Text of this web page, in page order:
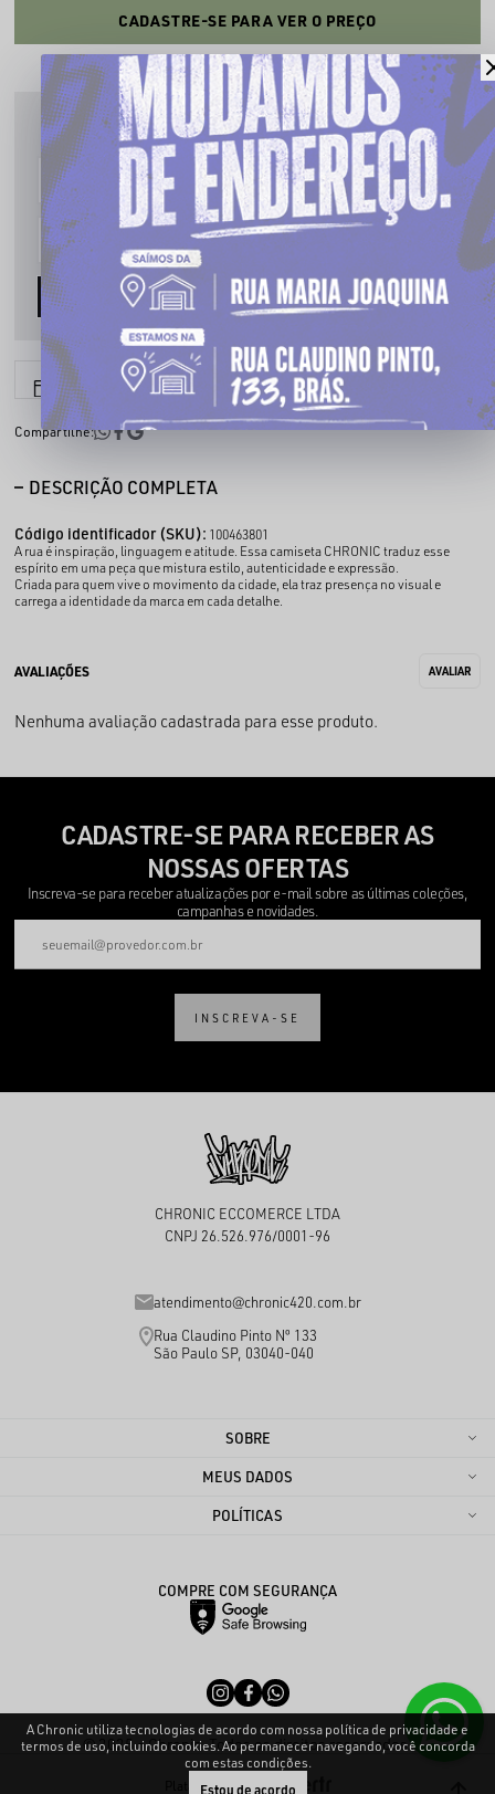
CADASTRE-SE PARA VER O PREÇO
PRODUTO INDISPONÍVEL
Cadastre seu email que te avisaremos quando estiver disponível:
AVISE-ME
Parcele em até6x sem juros
Compartilhe:
DESCRIÇÃO COMPLETA
Código identificador (SKU): 100463801
A rua é inspiração, linguagem e atitude. Essa camiseta CHRONIC traduz esse
espírito em uma peça que mistura estilo, autenticidade e expressão.
Criada para quem vive o movimento da cidade, ela traz presença no visual e
carrega a identidade da marca em cada detalhe.
Nenhuma avaliação cadastrada para esse produto.
CADASTRE-SE PARA RECEBER AS
NOSSAS OFERTAS
Inscreva-se para receber atualizações por e-mail sobre as últimas coleções,
campanhas e novidades.
INSCREVA-SE
CHRONIC ECCOMERCE LTDA
CNPJ 26.526.976/0001-96
atendimento@chronic420.com.br
Rua Claudino Pinto Nº 133
São Paulo SP, 03040-040
SOBRE
MEUS DADOS
POLÍTICAS
COMPRE COM SEGURANÇA
Plataforma
© 2025 - Chronic. Todos os direitos reservados.
A Chronic utiliza tecnologias de acordo com nossa política de privacidade e
termos de uso, incluindo cookies. Ao permanecer navegando, você concorda
com estas condições.
Estou de acordo